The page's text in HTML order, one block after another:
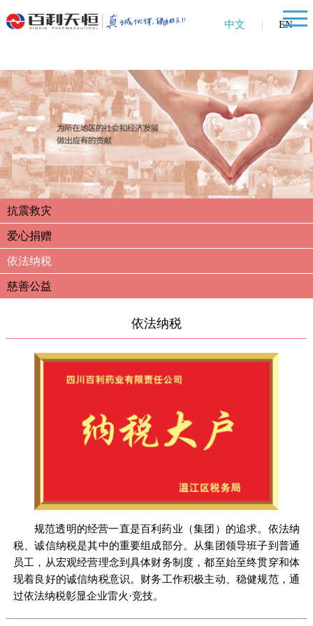
中文 | EN
抗震救灾
爱心捐赠
依法纳税
慈善公益
依法纳税
规范透明的经营一直是百利药业（集团）的追求。依法纳
税、诚信纳税是其中的重要组成部分。从集团领导班子到普通
员工，从宏观经营理念到具体财务制度，都至始至终贯穿和体
现着良好的诚信纳税意识。财务工作积极主动、稳健规范，通
过依法纳税彰显企业雷火·竞技。